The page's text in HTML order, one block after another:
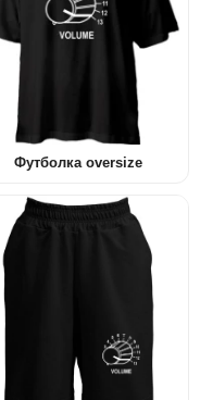
Футболка oversize